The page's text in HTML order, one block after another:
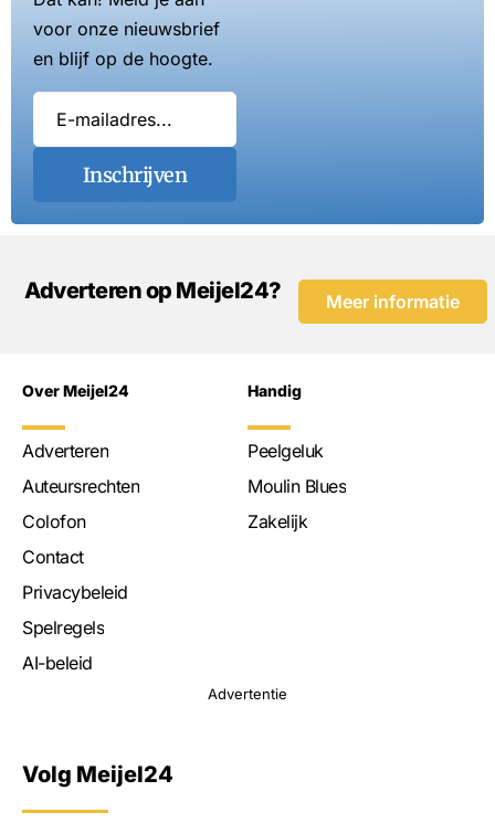
voor onze nieuwsbrief
en blijf op de hoogte.
Inschrijven
Adverteren op Meijel24? Meer informatie
Over Meijel24
Adverteren
Auteursrechten
Colofon
Contact
Privacybeleid
Spelregels
AI-beleid
Handig
Peelgeluk
Moulin Blues
Zakelijk
Advertentie
Volg Meijel24